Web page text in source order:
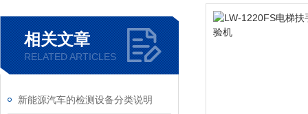
相关文章
RELATED ARTICLES
新能源汽车的检测设备分类说明